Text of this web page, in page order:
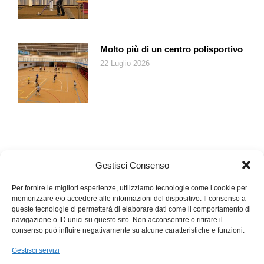
Gestisci Consenso
Per fornire le migliori esperienze, utilizziamo tecnologie come i cookie per
memorizzare e/o accedere alle informazioni del dispositivo. Il consenso a
queste tecnologie ci permetterà di elaborare dati come il comportamento di
navigazione o ID unici su questo sito. Non acconsentire o ritirare il
consenso può influire negativamente su alcune caratteristiche e funzioni.
Gestisci servizi
addirittura i movimenti della testa degli occupanti. Se il
guidatore alla ricerca di un oggetto si volta verso il cassettino
posteriormente, il sistema abbassa la tendina copri-sole
presente nel lunotto.
Le telecamere vedono anche il movimento della mano davanti
alla consolle. Interpretando i comandi gestuali permettono, ad
Molto più di un centro polisportivo
22 Luglio 2026